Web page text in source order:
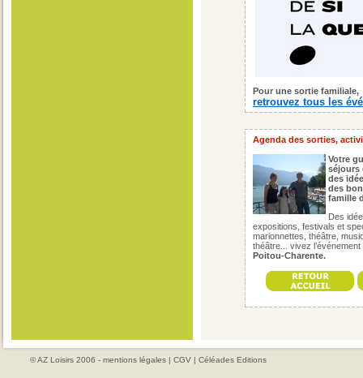
Pour une sortie familiale,
retrouvez tous les
Agenda des sorties,
Votre
séjours
des
des
famille
Des
expositions, festivals et
marionnettes, théâtre,
théâtre... vivez
Poitou-Charente.
© AZ Loisirs 2006 - mentions légales | CGV | Céléades Editions